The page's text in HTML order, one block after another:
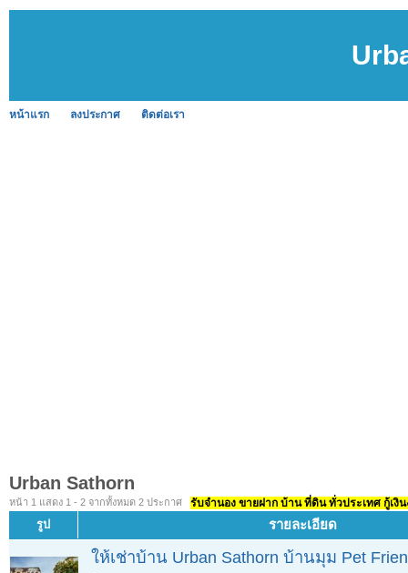
หน้าแรก ลงประกาศ ติดต่อเรา
Urban Sathorn
หน้า 1 แสดง 1 - 2 จากทั้งหมด 2 ประกาศ รับจำนอง ขายฝาก บ้าน ที่ดิน ทั่วประเทศ กู้เงิ
รูป รายละเอียด
ให้เช่าบ้าน Urban Sathorn บ้านมุม Pet